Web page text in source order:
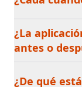
¿La
antes o
¿De qué